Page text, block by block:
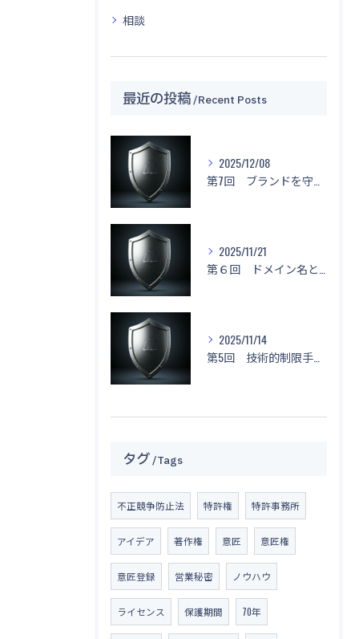
相談
最近の投稿 Recent Posts
2025/12/08
2025/11/21
2025/11/14
タグ Tags
不正競争防止法 特許権 特許事務所
アイデア 著作権 意匠 意匠権
意匠登録 営業秘密 ノウハウ
ライセンス 保護期間 70年